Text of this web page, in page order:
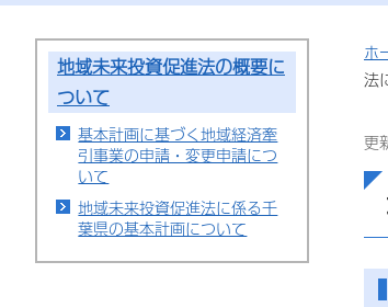
地域未来投資促進法の概要に
ついて
基本計画に基づく地域経済牽
引事業の申請・変更申請につ
いて
地域未来投資促進法に係る千
葉県の基本計画について
ホ
法
更